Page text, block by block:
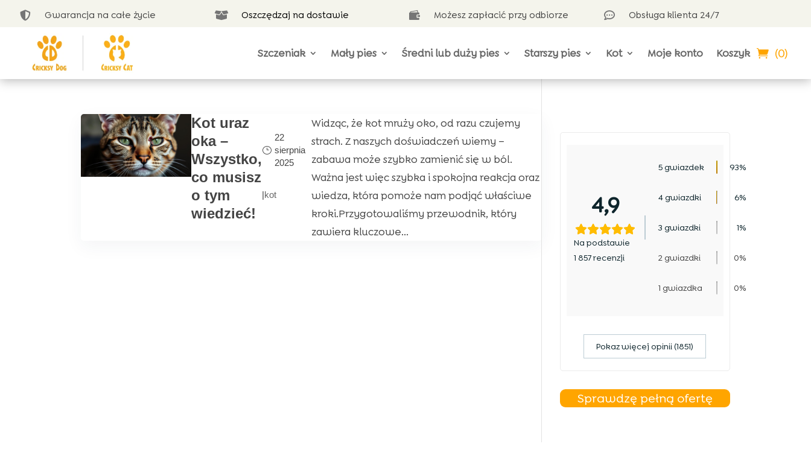
 Gwarancja na całe życie  Oszczędzaj na dostawie  Możesz zapłacić przy odbiorze  Obsługa klienta 24/7
Szczeniak Mały pies Średni lub duży pies Starszy pies Kot Moje konto Koszyk (0)
Kot uraz
oka –
Wszystko,
co musisz
o tym
wiedzieć!
22
sierpnia
2025
|kot
Widząc, że kot mruży oko, od razu czujemy
strach. Z naszych doświadczeń wiemy –
zabawa może szybko zamienić się w ból.
Ważna jest więc szybka i spokojna reakcja oraz
wiedza, która pomoże nam podjąć właściwe
kroki.Przygotowaliśmy przewodnik, który
zawiera kluczowe...
4,9
Na podstawie
1 857 recenzji
5 gwiazdek 93%
4 gwiazdki 6%
3 gwiazdki 1%
2 gwiazdki 0%
1 gwiazdka 0%
Pokaz więcej opinii (1851)
Sprawdzę pełną ofertę